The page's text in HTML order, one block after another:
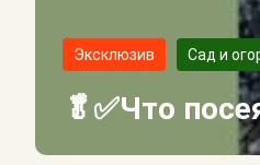
Эксклюзив Сад и
🥬✅Что